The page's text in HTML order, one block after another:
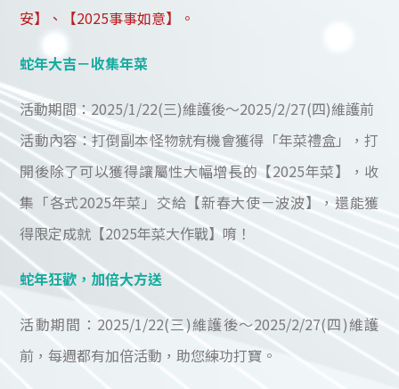
安】、【2025事事如意】。
蛇年大吉－收集年菜
活動期間：2025/1/22(三)維護後～2025/2/27(四)維護前
活動內容：打倒副本怪物就有機會獲得「年菜禮盒」，打
開後除了可以獲得讓屬性大幅增長的【2025年菜】，收
集「各式2025年菜」交給【新春大使－波波】，還能獲
得限定成就【2025年菜大作戰】唷！
蛇年狂歡，加倍大方送
活動期間：2025/1/22(三)維護後～2025/2/27(四)維護
前，每週都有加倍活動，助您練功打寶。